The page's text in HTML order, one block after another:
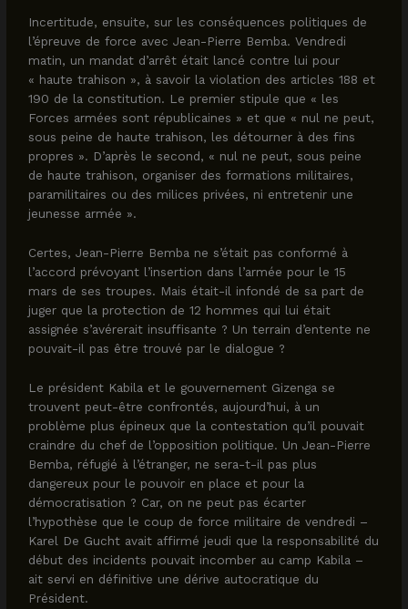
Incertitude, ensuite, sur les conséquences politiques de
l’épreuve de force avec Jean-Pierre Bemba. Vendredi
matin, un mandat d’arrêt était lancé contre lui pour
« haute trahison », à savoir la violation des articles 188 et
190 de la constitution. Le premier stipule que « les
Forces armées sont républicaines » et que « nul ne peut,
sous peine de haute trahison, les détourner à des fins
propres ». D’après le second, « nul ne peut, sous peine
de haute trahison, organiser des formations militaires,
paramilitaires ou des milices privées, ni entretenir une
jeunesse armée ».
Certes, Jean-Pierre Bemba ne s’était pas conformé à
l’accord prévoyant l’insertion dans l’armée pour le 15
mars de ses troupes. Mais était-il infondé de sa part de
juger que la protection de 12 hommes qui lui était
assignée s’avérerait insuffisante ? Un terrain d’entente ne
pouvait-il pas être trouvé par le dialogue ?
Le président Kabila et le gouvernement Gizenga se
trouvent peut-être confrontés, aujourd’hui, à un
problème plus épineux que la contestation qu’il pouvait
craindre du chef de l’opposition politique. Un Jean-Pierre
Bemba, réfugié à l’étranger, ne sera-t-il pas plus
dangereux pour le pouvoir en place et pour la
démocratisation ? Car, on ne peut pas écarter
l’hypothèse que le coup de force militaire de vendredi –
Karel De Gucht avait affirmé jeudi que la responsabilité du
début des incidents pouvait incomber au camp Kabila –
ait servi en définitive une dérive autocratique du
Président.